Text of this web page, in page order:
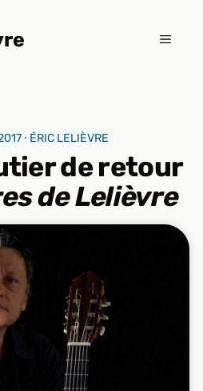
MENU
de retour
de Lelièvre
⸱ ÉRIC LELIÈVRE